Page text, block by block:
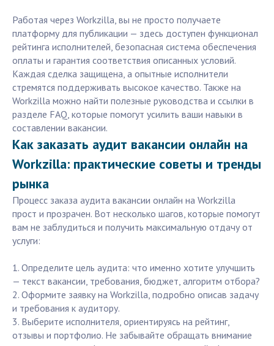
Работая через Workzilla, вы не просто получаете
платформу для публикации — здесь доступен функционал
рейтинга исполнителей, безопасная система обеспечения
оплаты и гарантия соответствия описанных условий.
Каждая сделка защищена, а опытные исполнители
стремятся поддерживать высокое качество. Также на
Workzilla можно найти полезные руководства и ссылки в
разделе FAQ, которые помогут усилить ваши навыки в
составлении вакансии.
Как заказать аудит вакансии онлайн на
Workzilla: практические советы и тренды
рынка
Процесс заказа аудита вакансии онлайн на Workzilla
прост и прозрачен. Вот несколько шагов, которые помогут
вам не заблудиться и получить максимальную отдачу от
услуги:
1. Определите цель аудита: что именно хотите улучшить
— текст вакансии, требования, бюджет, алгоритм отбора?
2. Оформите заявку на Workzilla, подробно описав задачу
и требования к аудитору.
3. Выберите исполнителя, ориентируясь на рейтинг,
отзывы и портфолио. Не забывайте обращать внимание